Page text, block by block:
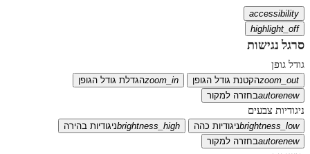
accessibility
highlight_off
סרגל נגישות
גודל גופן
zoom_outהקטנת גודל הגופן zoom_inהגדלת גודל הגופן
autorenewבחזרה למקור
ניגודיות צבעים
brightness_lowניגודיות כהה brightness_highניגודיות בהירה
autorenewבחזרה למקור